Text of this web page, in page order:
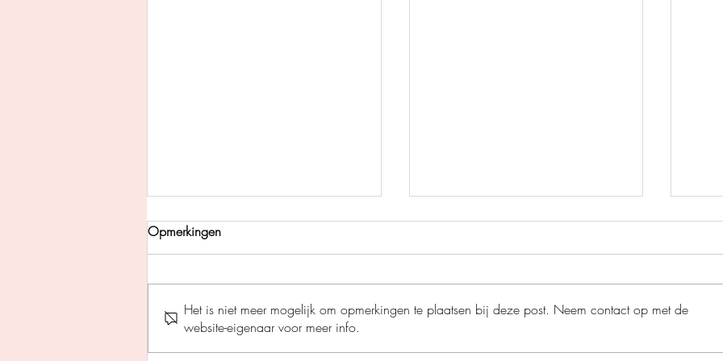
Perfecte stilte - Helen Fields
Het grote bijenplan - Ben
Opmerkingen
Het is niet meer mogelijk om opmerkingen te plaatsen bij deze post. Neem contact op met de
website-eigenaar voor meer info.